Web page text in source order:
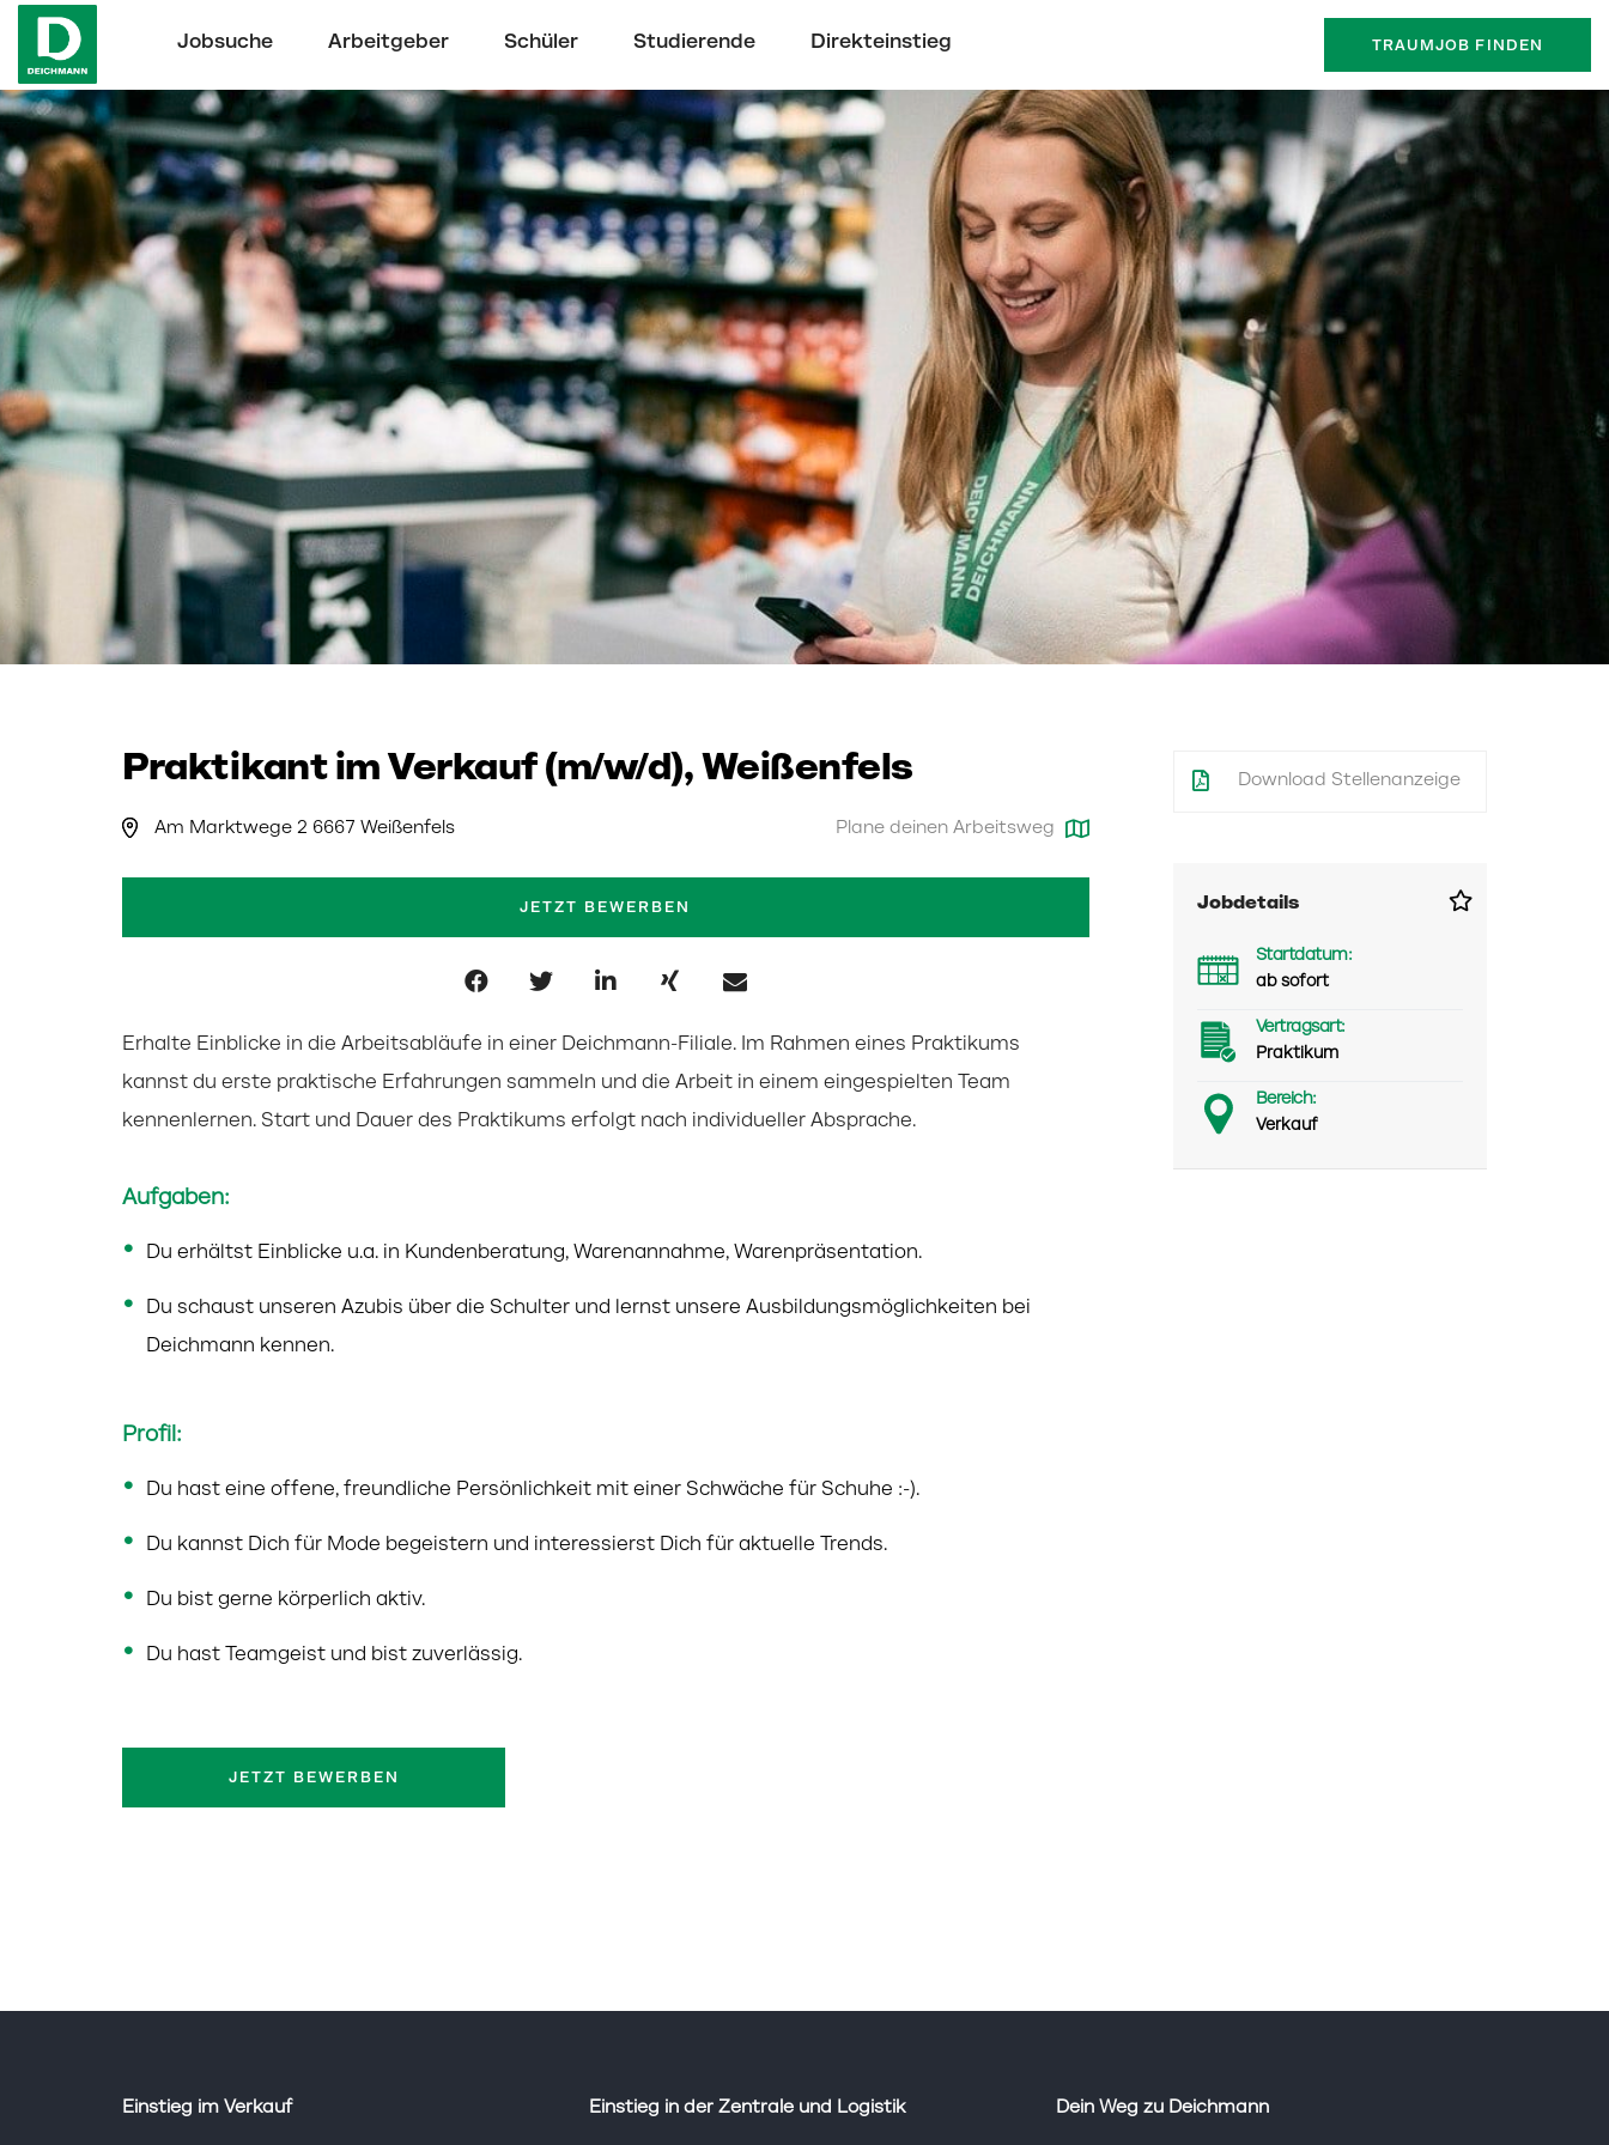
Jobsuche Arbeitgeber Schüler Studierende Direkteinstieg TRAUMJOB FINDEN
Praktikant im Verkauf (m/w/d), Weißenfels
Am Marktwege 2 6667 Weißenfels Plane deinen Arbeitsweg
JETZT BEWERBEN
Erhalte Einblicke in die Arbeitsabläufe in einer Deichmann-Filiale. Im Rahmen eines Praktikums
kannst du erste praktische Erfahrungen sammeln und die Arbeit in einem eingespielten Team
kennenlernen. Start und Dauer des Praktikums erfolgt nach individueller Absprache.
Aufgaben:
Du erhältst Einblicke u.a. in Kundenberatung, Warenannahme, Warenpräsentation.
Du schaust unseren Azubis über die Schulter und lernst unsere Ausbildungsmöglichkeiten bei
Deichmann kennen.
Profil:
Du hast eine offene, freundliche Persönlichkeit mit einer Schwäche für Schuhe :-).
Du kannst Dich für Mode begeistern und interessierst Dich für aktuelle Trends.
Du bist gerne körperlich aktiv.
Du hast Teamgeist und bist zuverlässig.
JETZT BEWERBEN
Download Stellenanzeige
Jobdetails
Startdatum:
ab sofort
Vertragsart:
Praktikum
Bereich:
Verkauf
Einstieg im Verkauf Einstieg in der Zentrale und Logistik Dein Weg zu Deichmann